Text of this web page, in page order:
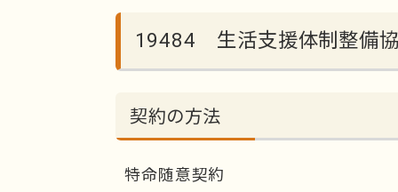
19484 生活支援体制整備
契約の方法
特命随意契約